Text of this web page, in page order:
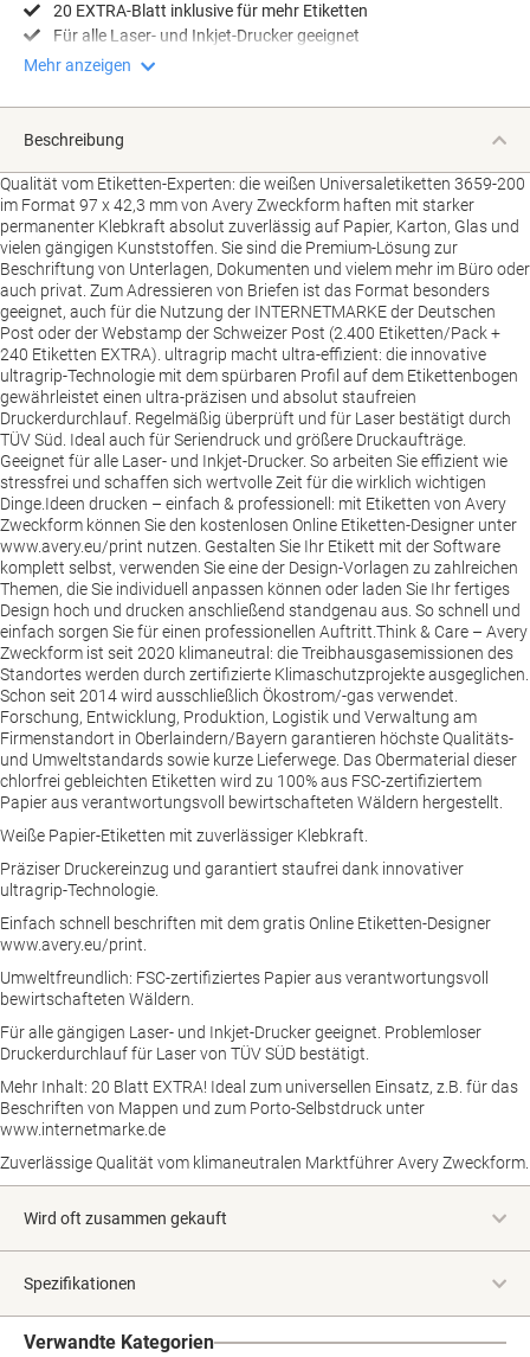
20 EXTRA-Blatt inklusive für mehr Etiketten
Für alle Laser- und Inkjet-Drucker geeignet
Mehr anzeigen
Beschreibung
Qualität vom Etiketten-Experten: die weißen Universaletiketten 3659-200
im Format 97 x 42,3 mm von Avery Zweckform haften mit starker
permanenter Klebkraft absolut zuverlässig auf Papier, Karton, Glas und
vielen gängigen Kunststoffen. Sie sind die Premium-Lösung zur
Beschriftung von Unterlagen, Dokumenten und vielem mehr im Büro oder
auch privat. Zum Adressieren von Briefen ist das Format besonders
geeignet, auch für die Nutzung der INTERNETMARKE der Deutschen
Post oder der Webstamp der Schweizer Post (2.400 Etiketten/Pack +
240 Etiketten EXTRA). ultragrip macht ultra-effizient: die innovative
ultragrip-Technologie mit dem spürbaren Profil auf dem Etikettenbogen
gewährleistet einen ultra-präzisen und absolut staufreien
Druckerdurchlauf. Regelmäßig überprüft und für Laser bestätigt durch
TÜV Süd. Ideal auch für Seriendruck und größere Druckaufträge.
Geeignet für alle Laser- und Inkjet-Drucker. So arbeiten Sie effizient wie
stressfrei und schaffen sich wertvolle Zeit für die wirklich wichtigen
Dinge.Ideen drucken – einfach & professionell: mit Etiketten von Avery
Zweckform können Sie den kostenlosen Online Etiketten-Designer unter
www.avery.eu/print nutzen. Gestalten Sie Ihr Etikett mit der Software
komplett selbst, verwenden Sie eine der Design-Vorlagen zu zahlreichen
Themen, die Sie individuell anpassen können oder laden Sie Ihr fertiges
Design hoch und drucken anschließend standgenau aus. So schnell und
einfach sorgen Sie für einen professionellen Auftritt.Think & Care – Avery
Zweckform ist seit 2020 klimaneutral: die Treibhausgasemissionen des
Standortes werden durch zertifizierte Klimaschutzprojekte ausgeglichen.
Schon seit 2014 wird ausschließlich Ökostrom/-gas verwendet.
Forschung, Entwicklung, Produktion, Logistik und Verwaltung am
Firmenstandort in Oberlaindern/Bayern garantieren höchste Qualitäts-
und Umweltstandards sowie kurze Lieferwege. Das Obermaterial dieser
chlorfrei gebleichten Etiketten wird zu 100% aus FSC-zertifiziertem
Papier aus verantwortungsvoll bewirtschafteten Wäldern hergestellt.
Weiße Papier-Etiketten mit zuverlässiger Klebkraft.
Präziser Druckereinzug und garantiert staufrei dank innovativer
ultragrip-Technologie.
Einfach schnell beschriften mit dem gratis Online Etiketten-Designer
www.avery.eu/print.
Umweltfreundlich: FSC-zertifiziertes Papier aus verantwortungsvoll
bewirtschafteten Wäldern.
Für alle gängigen Laser- und Inkjet-Drucker geeignet. Problemloser
Druckerdurchlauf für Laser von TÜV SÜD bestätigt.
Mehr Inhalt: 20 Blatt EXTRA! Ideal zum universellen Einsatz, z.B. für das
Beschriften von Mappen und zum Porto-Selbstdruck unter
www.internetmarke.de
Zuverlässige Qualität vom klimaneutralen Marktführer Avery Zweckform.
Wird oft zusammen gekauft
Spezifikationen
Verwandte Kategorien